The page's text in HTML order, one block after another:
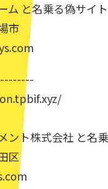
ム と名乗る偽サイト
市
ント株式会社 と名
区